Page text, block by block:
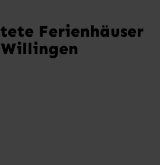
Ferienhäuser